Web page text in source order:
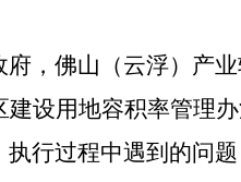
， 佛山（云浮）产
建设用地容积率管理
行过程中遇到的问